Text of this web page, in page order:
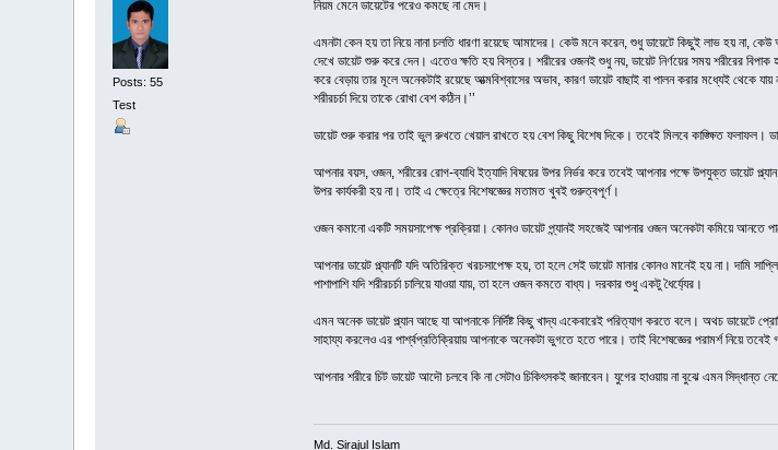
Posts: 55
Test
নিয়ম মেনে ডায়েটের পরেও কমছে না মেদ।
এমনটা কেন হয় তা নিয়ে নানা চলতি ধারণা রয়েছে আমাদের। কেউ মনে করেন, শুধু ডায়েটে কিছুই লাভ হয় না,
দেখে ডায়েট শুরু করে দেন। এতেও ক্ষতি হয় বিস্তর। শরীরের ওজনই শুধু নয়, ডায়েট নির্ণয়ের সময় শরীরের
করে বেড়ায় তার মূলে অনেকটাই রয়েছে আত্মবিশ্বাসের অভাব, কারণ ডায়েট বাছাই বা পালন করার মধ্যেই থেকে
শরীরচর্চা দিয়ে তাকে রোখা বেশ কঠিন।’’
ডায়েট শুরু করার পর তাই ভুল রুখতে খেয়াল রাখতে হয় বেশ কিছু বিশেষ দিকে। তবেই মিলবে কাঙ্ক্ষিত ফলাফল।
আপনার বয়স, ওজন, শরীরের রোগ-ব্যাধি ইত্যাদি বিষয়ের উপর নির্ভর করে তবেই আপনার পক্ষে উপযুক্ত ডায়েট
উপর কার্যকরী হয় না। তাই এ ক্ষেত্রে বিশেষজ্ঞের মতামত খুবই গুরুত্বপূর্ণ।
ওজন কমানো একটি সময়সাপেক্ষ প্রক্রিয়া। কোনও ডায়েট প্ন্যানই সহজেই আপনার ওজন অনেকটা কমিয়ে আনতে
আপনার ডায়েট প্ল্যানটি যদি অতিরিক্ত খরচসাপেক্ষ হয়, তা হলে সেই ডায়েট মানার কোনও মানেই হয় না। দামি
পাশাপাশি যদি শরীরচর্চা চালিয়ে যাওয়া যায়, তা হলে ওজন কমতে বাধ্য। দরকার শুধু একটু ধৈর্য্যের।
এমন অনেক ডায়েট প্ল্যান আছে যা আপনাকে নির্দিষ্ট কিছু খাদ্য একেবারেই পরিত্যাগ করতে বলে। অথচ ডায়েটে
সাহায্য করলেও এর পার্শ্বপ্রতিক্রিয়ায় আপনাকে অনেকটা ভুগতে হতে পারে। তাই বিশেষজ্ঞের পরামর্শ নিয়ে
আপনার শরীরে চিট ডায়েট আদৌ চলবে কি না সেটাও চিকিৎসকই জানাবেন। যুগের হাওয়ায় না বুঝে এমন সিদ্ধান্ত
Md. Sirajul Islam